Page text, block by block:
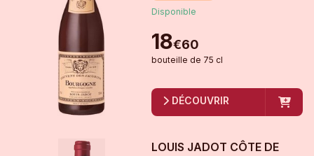
Disponible
18€60
bouteille de 75 cl
DÉCOUVRIR
LOUIS JADOT CÔTE DE